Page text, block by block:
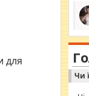
для
за
ми
in
Чи